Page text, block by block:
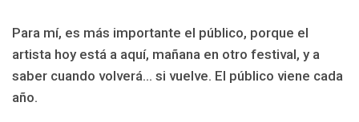
Para mí, es más importante el público, porque el
artista hoy está a aquí, mañana en otro festival, y a
saber cuando volverá… si vuelve. El público viene cada
año.